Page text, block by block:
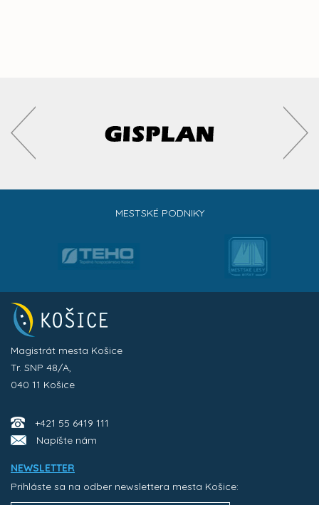
MESTSKÉ PODNIKY
Magistrát mesta Košice
Tr. SNP 48/A,
040 11 Košice
+421 55 6419 111
Napíšte nám
NEWSLETTER
Prihláste sa na odber newslettera mesta Košice: